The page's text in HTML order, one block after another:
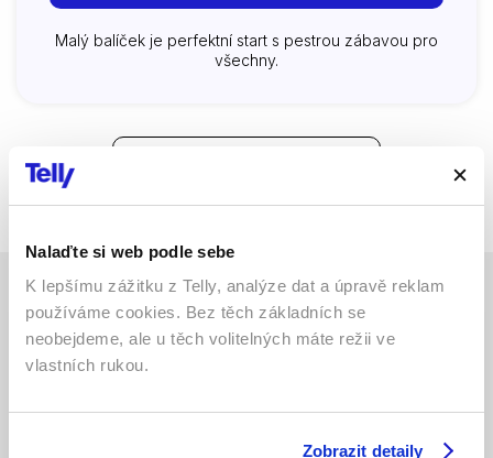
Nalaďte si web podle sebe
K lepšímu zážitku z Telly, analýze dat a úpravě reklam
používáme cookies. Bez těch základních se
neobejdeme, ale u těch volitelných máte režii ve
vlastních rukou.
Zobrazit detaily
Malý balíček je perfektní start s pestrou zábavou pro
všechny.
Stále váháte? Pomůžeme vám s
výběrem
Nechte nám tu své tel. číslo a my vám zavoláme.